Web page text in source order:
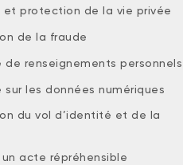
et protection de la vie privée
de la fraude
de renseignements personnels
sur les données numériques
du vol d’identité et de la
un acte répréhensible